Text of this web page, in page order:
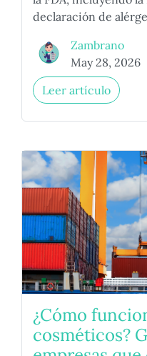
declaración de
Zambrano
May 28, 2026
Leer artículo
¿Cómo
cosméticos?